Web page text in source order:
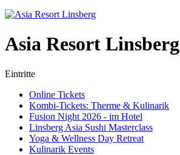
Asia Resort Linsberg
Eintritte
Online Tickets
Kombi-Tickets: Therme & Kulinarik
Fusion Night 2026 - im Hotel
Linsberg Asia Sushi Masterclass
Yoga & Wellness Day Retreat
Kulinarik Events